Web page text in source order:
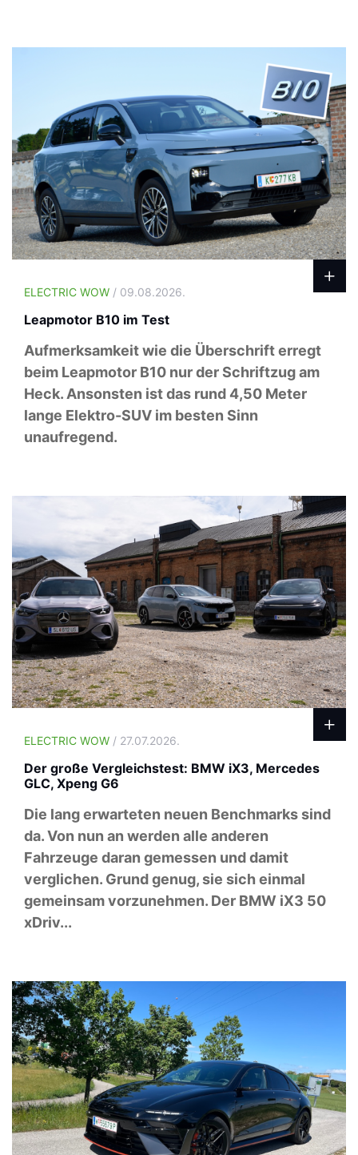
ELECTRIC WOW / 09.08.2026.
Leapmotor B10 im Test
Aufmerksamkeit wie die Überschrift erregt
beim Leapmotor B10 nur der Schriftzug am
Heck. Ansonsten ist das rund 4,50 Meter
lange Elektro-SUV im besten Sinn
unaufregend.
ELECTRIC WOW / 27.07.2026.
Der große Vergleichstest: BMW iX3, Mercedes
GLC, Xpeng G6
Die lang erwarteten neuen Benchmarks sind
da. Von nun an werden alle anderen
Fahrzeuge daran gemessen und damit
verglichen. Grund genug, sie sich einmal
gemeinsam vorzunehmen. Der BMW iX3 50
xDriv...